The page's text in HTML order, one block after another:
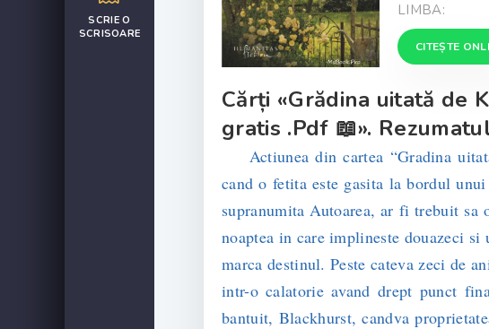
SCRIE O
SCRISOARE
LIMBA:
CITEȘTE
Cărți «Grădina uitată de
gratis .Pdf 📖».
Actiunea din cartea “Gradina
cand o fetita este gasita la bordul
supranumita Autoarea, ar fi trebuit sa
noaptea in care implineste douazeci
marca destinul. Peste cateva zeci de
intr-o calatorie avand drept punct
bantuit, Blackhurst, candva